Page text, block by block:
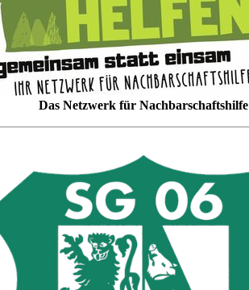
Das Netzwerk für Nachbarschaftshilfe